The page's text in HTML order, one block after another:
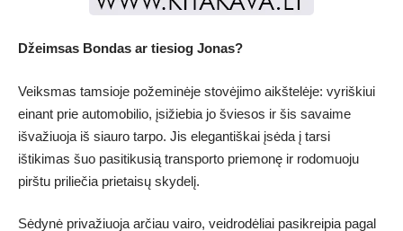
Džeimsas Bondas ar tiesiog Jonas?
Veiksmas tamsioje požeminėje stovėjimo aikštelėje: vyriškiui
einant prie automobilio, įsižiebia jo šviesos ir šis savaime
išvažiuoja iš siauro tarpo. Jis elegantiškai įsėda į tarsi
ištikimas šuo pasitikusią transporto priemonę ir rodomuoju
pirštu priliečia prietaisų skydelį.
Sėdynė privažiuoja arčiau vairo, veidrodėliai pasikreipia pagal